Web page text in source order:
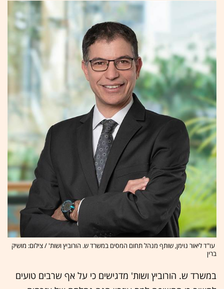
עו"ד ליאור נוימן, שותף מנהל תחום המסים במשרד ש. הורוביץ ושות' / צילום: מושיק
ברין
במשרד ש. הורוביץ ושות' מדגישים כי על אף שרבים טועים